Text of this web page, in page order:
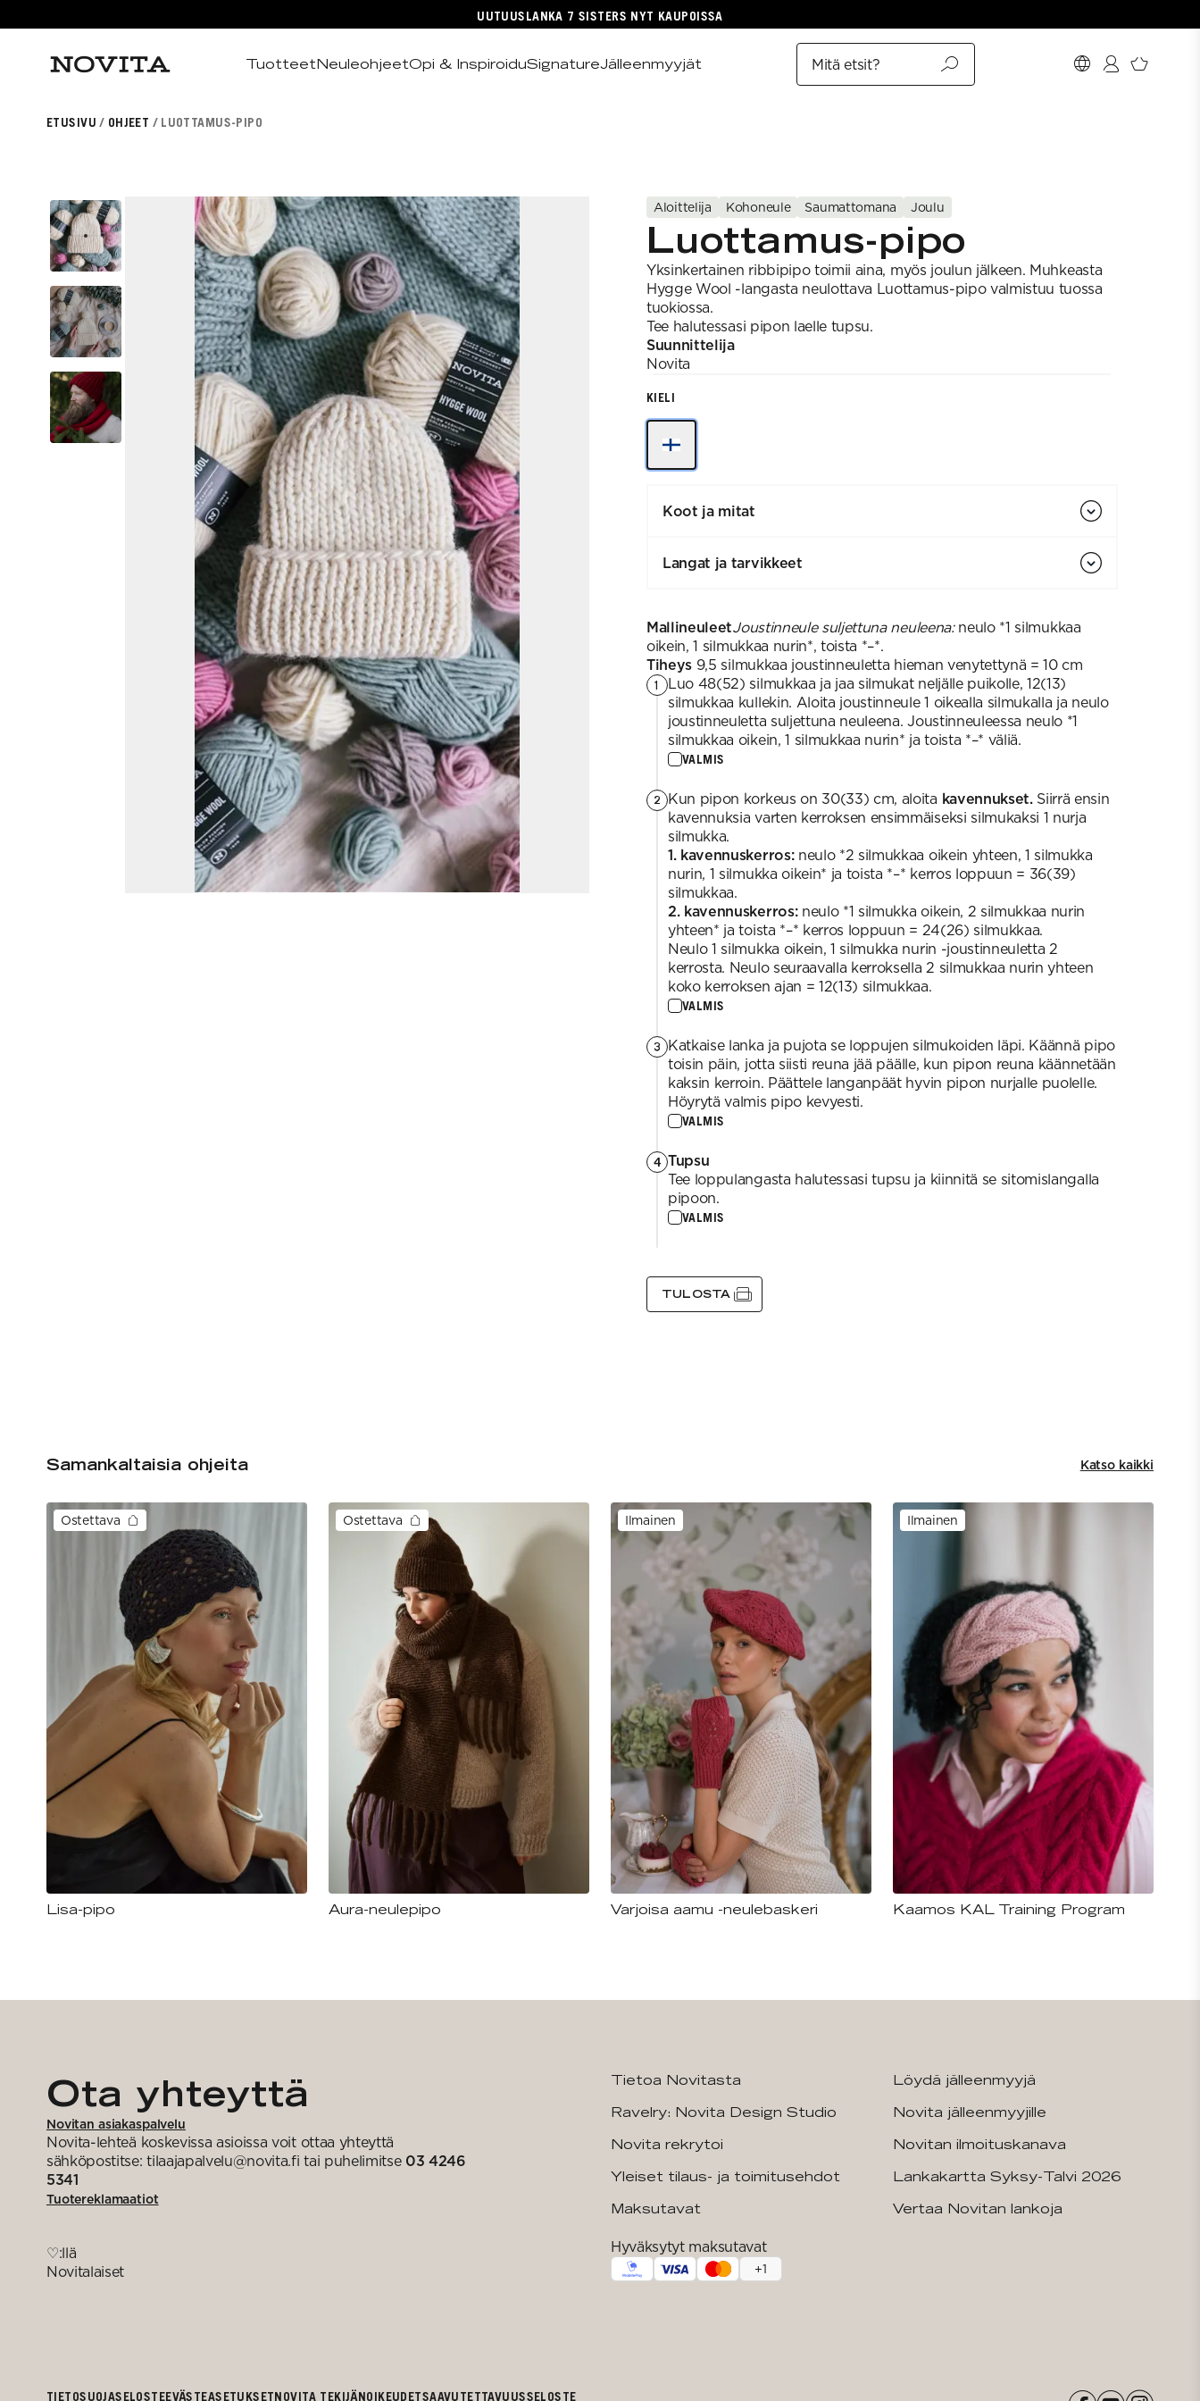
UUTUUSLANKA 7 SISTERS NYT KAUPOISSA
TuotteetNeuleohjeetOpi & InspiroiduSignatureJälleenmyyjät Mitä etsit?
ETUSIVU OHJEET LUOTTAMUS-PIPO
Aloittelija Kohoneule Saumattomana Joulu
Luottamus-pipo
Yksinkertainen ribbipipo toimii aina, myös joulun jälkeen. Muhkeasta
Hygge Wool -langasta neulottava Luottamus-pipo valmistuu tuossa
tuokiossa.
Tee halutessasi pipon laelle tupsu.
Suunnittelija
Novita
KIELI
Koot ja mitat
Langat ja tarvikkeet
MallineuleetJoustinneule suljettuna neuleena:neulo *1 silmukkaa
oikein, 1 silmukkaa nurin*, toista *–*.
Tiheys 9,5 silmukkaa joustinneuletta hieman venytettynä = 10 cm
1
Luo 48(52) silmukkaa ja jaa silmukat neljälle puikolle, 12(13)
silmukkaa kullekin. Aloita joustinneule 1 oikealla silmukalla ja neulo
joustinneuletta suljettuna neuleena. Joustinneuleessa neulo *1
silmukkaa oikein, 1 silmukkaa nurin* ja toista *–* väliä.
VALMIS
2 Kun pipon korkeus on 30(33) cm, aloita kavennukset. Siirrä ensin
kavennuksia varten kerroksen ensimmäiseksi silmukaksi 1 nurja
silmukka.
1. kavennuskerros:neulo *2 silmukkaa oikein yhteen, 1 silmukka
nurin, 1 silmukka oikein* ja toista *–* kerros loppuun = 36(39)
silmukkaa.
2. kavennuskerros:neulo *1 silmukka oikein, 2 silmukkaa nurin
yhteen* ja toista *–* kerros loppuun = 24(26) silmukkaa.
Neulo 1 silmukka oikein, 1 silmukka nurin -joustinneuletta 2
kerrosta. Neulo seuraavalla kerroksella 2 silmukkaa nurin yhteen
koko kerroksen ajan = 12(13) silmukkaa.
VALMIS
3 Katkaise lanka ja pujota se loppujen silmukoiden läpi. Käännä pipo
toisin päin, jotta siisti reuna jää päälle, kun pipon reuna käännetään
kaksin kerroin. Päättele langanpäät hyvin pipon nurjalle puolelle.
Höyrytä valmis pipo kevyesti.
VALMIS
4 Tupsu
Tee loppulangasta halutessasi tupsu ja kiinnitä se sitomislangalla
pipoon.
VALMIS
TULOSTA
Samankaltaisia ohjeita Katso kaikki
Ostettava
Lisa-pipo
Ostettava
Aura-neulepipo
Ilmainen
Varjoisa aamu -neulebaskeri
Ilmainen
Kaamos KAL Training Program
Ota yhteyttä
Novitan asiakaspalvelu
Novita-lehteä koskevissa asioissa voit ottaa yhteyttä
sähköpostitse: tilaajapalvelu@novita.fi tai puhelimitse 03 4246
5341
Tuotereklamaatiot
♡:llä
Novitalaiset
Tietoa Novitasta
Ravelry: Novita Design Studio
Novita rekrytoi
Yleiset tilaus- ja toimitusehdot
Maksutavat
Löydä jälleenmyyjä
Novita jälleenmyyjille
Novitan ilmoituskanava
Lankakartta Syksy-Talvi 2026
Vertaa Novitan lankoja
Hyväksytyt maksutavat
+1
TIETOSUOJASELOSTEEVÄSTEASETUKSETNOVITA TEKIJÄNOIKEUDETSAAVUTETTAVUUSSELOSTE